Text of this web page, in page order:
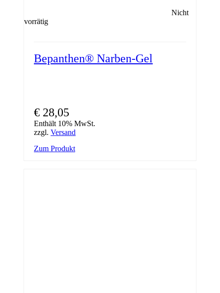
Nicht
vorrätig
Bepanthen® Narben-Gel
€ 28,05
Enthält 10% MwSt.
zzgl. Versand
Zum Produkt